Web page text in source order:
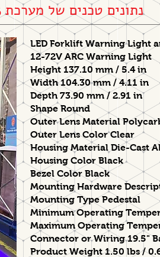
נתונים טכנים של מערכת SOZ3:
LED Forklift Warning Light
12-72V ARC Warning Light
Height 137.10 mm / 5.4 in
Width 104.30 mm / 4.11 in
Depth 73.90 mm / 2.91 in
Shape Round
Outer Lens Material
Outer Lens Color Clear
Housing Material Die-Cast
Housing Color Black
Bezel Color Black
Mounting Hardware
Mounting Type Pedestal
Minimum Operating
Maximum Operating
Connector or Wiring 19.5"
Product Weight 1.50 lbs /